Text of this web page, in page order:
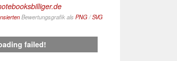
Bewertungsgrafik als PNG/SVG
failed!